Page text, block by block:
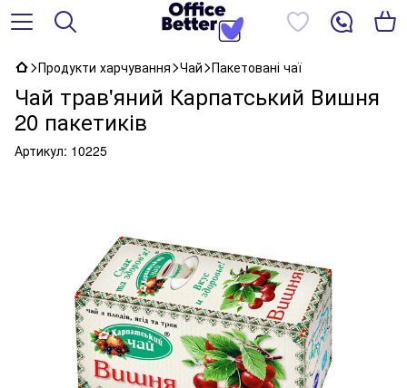
Продукти харчування Чай Пакетовані чаї
Чай трав'яний Карпатський Вишня
20 пакетиків
Артикул: 10225